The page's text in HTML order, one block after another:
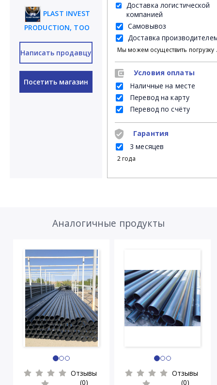
PLAST INVEST
PRODUCTION, ТОО
Написать продавцу
Посетить магазин
Доставка логистической
компанией
Самовывоз
Доставка
Мы можем осуществить погрузку
Условия оплаты
Наличные на месте
Перевод на карту
Перевод по счёту
Гарантия
3 месяцев
2 года
Аналогичные продукты
Отзывы
(0)
Отзывы
(0)